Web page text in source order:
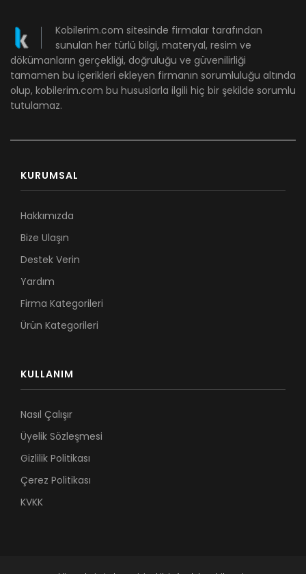
Kobilerim.com sitesinde firmalar tarafından
sunulan her türlü bilgi, materyal, resim ve
dökümanların gerçekliği, doğruluğu ve güvenilirliği
tamamen bu içerikleri ekleyen firmanın sorumluluğu altında
olup, kobilerim.com bu hususlarla ilgili hiç bir şekilde sorumlu
tutulamaz.
KURUMSAL
Hakkımızda
Bize Ulaşın
Destek Verin
Yardım
Firma Kategorileri
Ürün Kategorileri
KULLANIM
Nasıl Çalışır
Üyelik Sözleşmesi
Gizlilik Politikası
Çerez Politikası
KVKK